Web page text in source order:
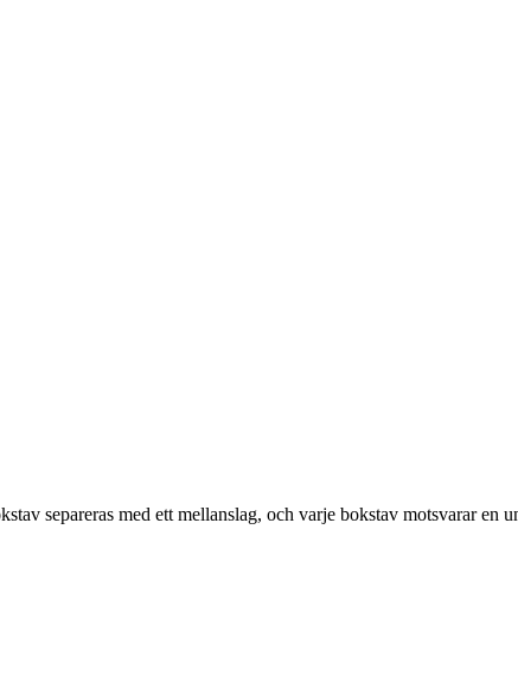
separeras med ett mellanslag, och varje bokstav motsvarar en